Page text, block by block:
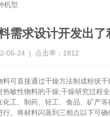
机型
需求设计开发出了
05-24 | 点击率：1812
直接通过干燥方法制成粉状
敏性物料的干燥;干燥研究过程
工、制药、轻工、食品、矿产等
将材料闪蒸到三相点以下可